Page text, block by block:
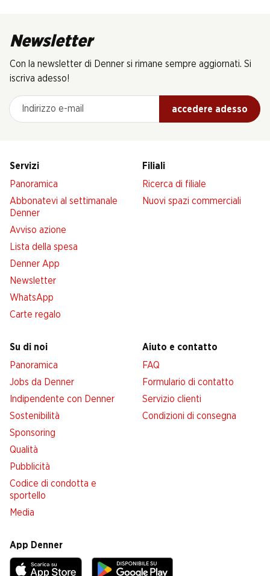
Newsletter
Con la newsletter di Denner si rimane sempre aggiornati. Si
iscriva adesso!
Indirizzo e-mail
accedere adesso
Servizi
Panoramica
Abbonatevi al settimanale
Denner
Avviso azione
Lista della spesa
Denner App
Newsletter
WhatsApp
Carte regalo
Filiali
Ricerca di filiale
Nuovi spazi commerciali
Su di noi
Panoramica
Jobs da Denner
Indipendente con Denner
Sostenibilità
Sponsoring
Qualità
Pubblicità
Codice di condotta e
sportello
Media
Aiuto e contatto
FAQ
Formulario di contatto
Servizio clienti
Condizioni di consegna
App Denner